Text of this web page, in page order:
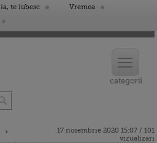
te iubesc
Vremea
17 noiembrie 2020 15:07 / 101
vizualizari